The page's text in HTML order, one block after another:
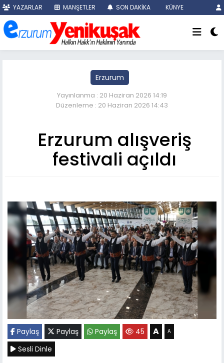
YAZARLAR MANŞETLER SON DAKİKA KÜNYE
Erzurum
Yayınlanma : 20 Haziran 2026 14:19
Düzenleme : 20 Haziran 2026 14:43
Erzurum alışveriş
festivali açıldı
Paylaş Paylaş Paylaş 45 A A
Sesli Dinle